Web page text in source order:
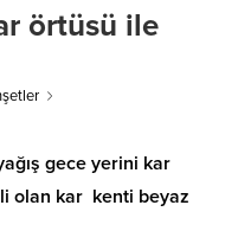
örtüsü ile
gece yerini kar
olan kar kenti beyaz